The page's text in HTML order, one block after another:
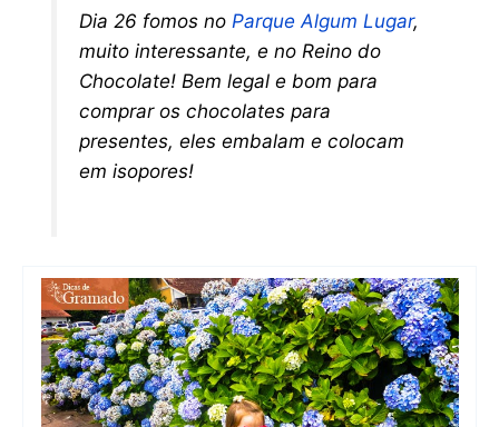
Dia 26 fomos no Parque Algum Lugar,
muito interessante, e no Reino do
Chocolate! Bem legal e bom para
comprar os chocolates para
presentes, eles embalam e colocam
em isopores!